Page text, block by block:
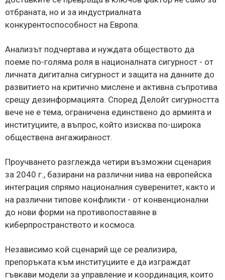
отбраната, но и за индустриалната
конкурентоспособност на Европа.
Анализът подчертава и нуждата обществото да
поеме по-голяма роля в националната сигурност - от
личната дигитална сигурност и защита на данните до
развитието на критично мислене и активна съпротива
срещу дезинформацията. Според Делойт сигурността
вече не е тема, ограничена единствено до армията и
институциите, а въпрос, който изисква по-широка
обществена ангажираност.
Проучването разглежда четири възможни сценария
за 2040 г., базирани на различни нива на европейска
интеграция спрямо националния суверенитет, както и
на различни типове конфликти - от конвенционални
до нови форми на противопоставяне в
киберпространството и космоса.
Независимо кой сценарий ще се реализира,
препоръката към институциите е да изграждат
гъвкави модели за управление и координация, които